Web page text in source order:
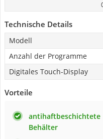
Technische Details
Modell
Anzahl der Programme
Digitales Touch-Display
Vorteile
antihaftbeschichtete
Behälter